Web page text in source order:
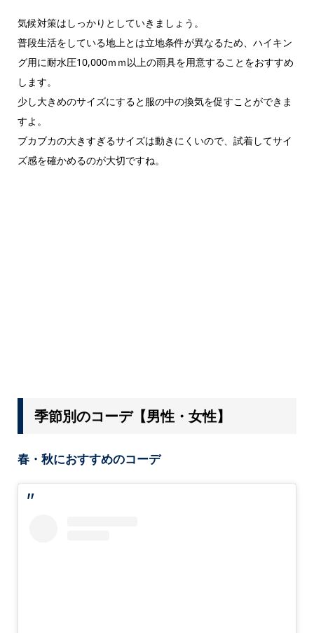
気候対策はしっかりとしていきましょう。
普段生活をしている地上とは立地条件が異なるため、ハイキン
グ用に耐水圧10,000ｍｍ以上の雨具を用意することをおすすめ
します。
少し大きめのサイズにすると服の中の換気を促すことができま
すよ。
ブカブカの大きすぎるサイズは動きにくいので、試着してサイ
ズ感を確かめるのが大切ですね。
季節別のコーデ【男性・女性】
春・秋におすすめのコーデ